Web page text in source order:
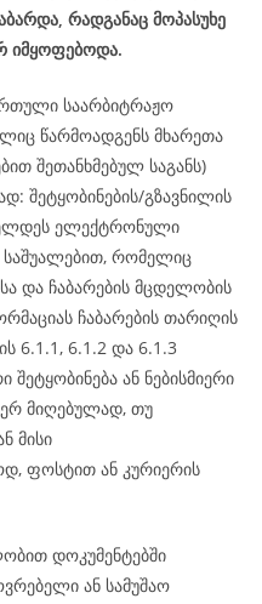
რადგანაც მოპასუხე
იმყოფებოდა.
საარბიტრაჟო
წარმოადგენს მხარეთა
შეთანხმებულ საგანს)
შეტყობინების/გზავნილის
ელექტრონული
საშუალებით, რომელიც
და ჩაბარების მცდელობის
ჩაბარების თარიღის
6.1.1, 6.1.2 და 6.1.3
შეტყობინება ან ნებისმიერი
მიღებულად, თუ
მისი
ფოსტით ან კურიერის
დოკუმენტებში
ან სამუშაო